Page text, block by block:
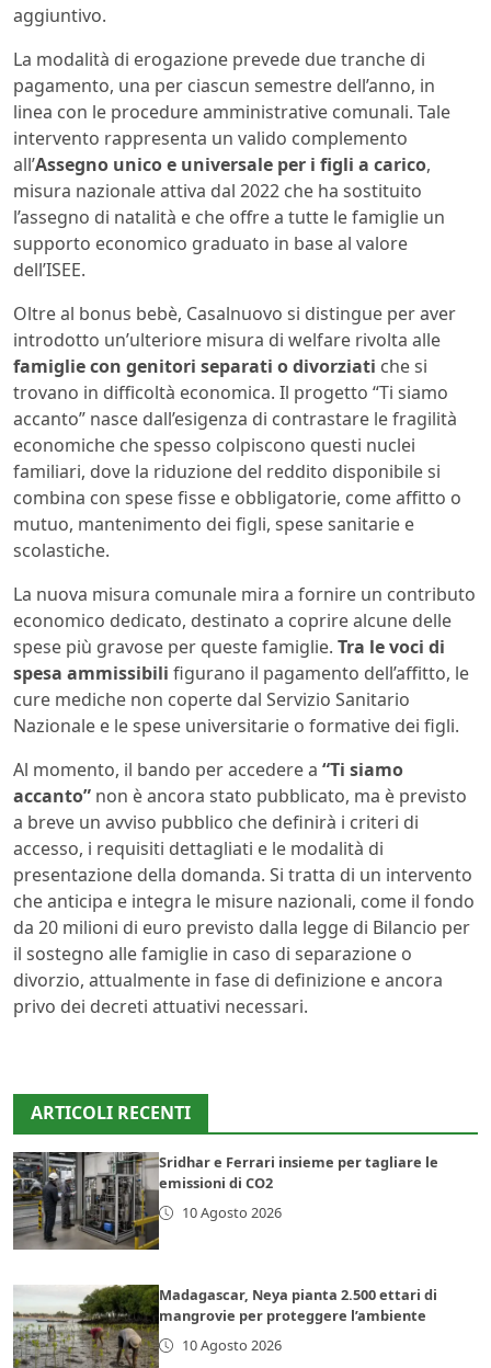
aggiuntivo.
La modalità di erogazione prevede due tranche di
pagamento, una per ciascun semestre dell’anno, in
linea con le procedure amministrative comunali. Tale
intervento rappresenta un valido complemento
all’Assegno unico e universale per i figli a carico,
misura nazionale attiva dal 2022 che ha sostituito
l’assegno di natalità e che offre a tutte le famiglie un
supporto economico graduato in base al valore
dell’ISEE.
Oltre al bonus bebè, Casalnuovo si distingue per aver
introdotto un’ulteriore misura di welfare rivolta alle
famiglie con genitori separati o divorziati che si
trovano in difficoltà economica. Il progetto “Ti siamo
accanto” nasce dall’esigenza di contrastare le fragilità
economiche che spesso colpiscono questi nuclei
familiari, dove la riduzione del reddito disponibile si
combina con spese fisse e obbligatorie, come affitto o
mutuo, mantenimento dei figli, spese sanitarie e
scolastiche.
La nuova misura comunale mira a fornire un contributo
economico dedicato, destinato a coprire alcune delle
spese più gravose per queste famiglie. Tra le voci di
spesa ammissibili figurano il pagamento dell’affitto, le
cure mediche non coperte dal Servizio Sanitario
Nazionale e le spese universitarie o formative dei figli.
Al momento, il bando per accedere a “Ti siamo
accanto” non è ancora stato pubblicato, ma è previsto
a breve un avviso pubblico che definirà i criteri di
accesso, i requisiti dettagliati e le modalità di
presentazione della domanda. Si tratta di un intervento
che anticipa e integra le misure nazionali, come il fondo
da 20 milioni di euro previsto dalla legge di Bilancio per
il sostegno alle famiglie in caso di separazione o
divorzio, attualmente in fase di definizione e ancora
privo dei decreti attuativi necessari.
ARTICOLI RECENTI
Sridhar e Ferrari insieme per tagliare le
emissioni di CO2
10 Agosto 2026
Madagascar, Neya pianta 2.500 ettari di
mangrovie per proteggere l’ambiente
10 Agosto 2026